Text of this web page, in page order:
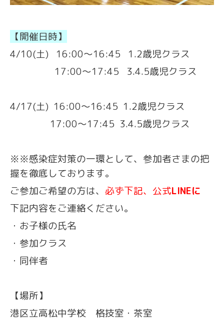
【開催日時】
4/10(土) 16:00〜16:45 1.2歳児クラス
17:00〜17:45 3.4.5歳児クラス
4/17(土) 16:00〜16:45 1.2歳児クラス
17:00〜17:45 3.4.5歳児クラス
※※感染症対策の一環として、参加者さまの把
握を徹底しております。
ご参加ご希望の方は、 必ず下記、公式LINEに
下記内容をご連絡ください。
・お子様の氏名
・参加クラス
・同伴者
【場所】
港区立高松中学校 格技室・茶室